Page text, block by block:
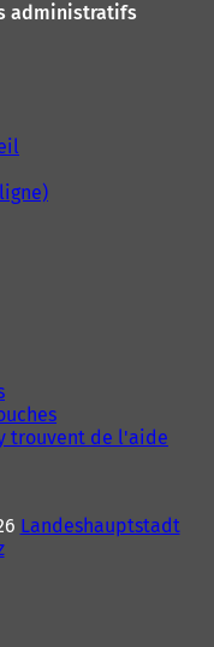
administratifs
trouvent de l'aide
Landeshauptstadt